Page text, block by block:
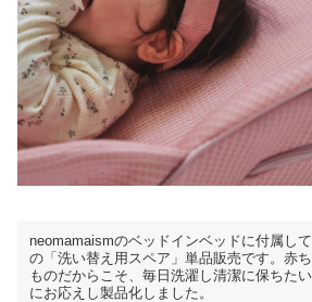
neomamaismのベッドインベッドに付属し
の「洗い替え用スペア」単品販売です。赤
ものだからこそ、毎日洗濯し清潔に保ちた
にお応えし製品化しました。